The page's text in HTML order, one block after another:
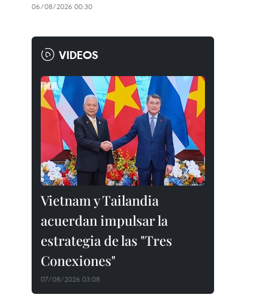
06/08/2026 00:30
VIDEOS
Vietnam y Tailandia
acuerdan impulsar la
estrategia de las "Tres
Conexiones"
07/08/2026 03:08